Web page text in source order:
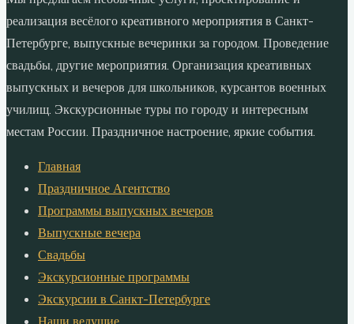
реализация весёлого креативного мероприятия в Санкт-
Петербурге, выпускные вечеринки за городом. Проведение
свадьбы, другие мероприятия. Организация креативных
выпускных и вечеров для школьников, курсантов военных
училищ. Экскурсионные туры по городу и интересным
местам России. Праздничное настроение, яркие события.
Главная
Праздничное Агентство
Программы выпускных вечеров
Выпускные вечера
Свадьбы
Экскурсионные программы
Экскурсии в Санкт-Петербурге